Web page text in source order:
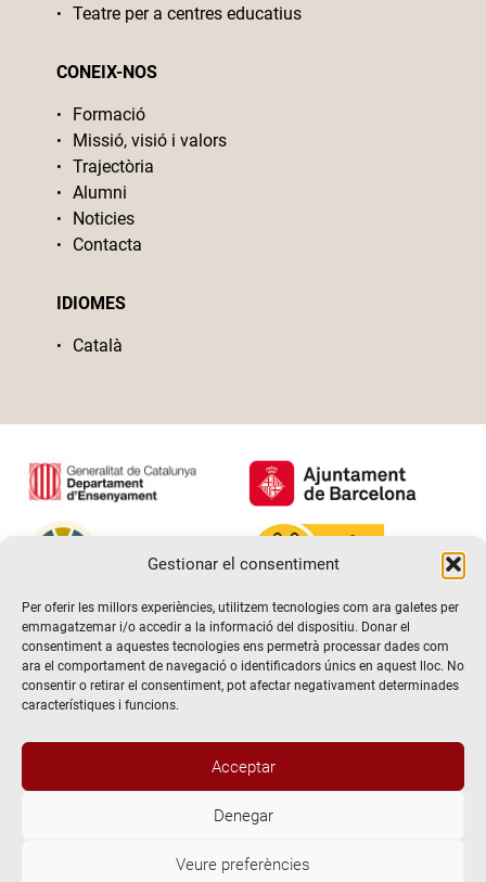
Gestionar el consentiment
Per oferir les millors experiències, utilitzem tecnologies com ara galetes per
emmagatzemar i/o accedir a la informació del dispositiu. Donar el
consentiment a aquestes tecnologies ens permetrà processar dades com
ara el comportament de navegació o identificadors únics en aquest lloc. No
consentir o retirar el consentiment, pot afectar negativament determinades
característiques i funcions.
Acceptar
Denegar
Veure preferències
Teatre per a centres educatius
CONEIX-NOS
Formació
Missió, visió i valors
Trajectòria
Alumni
Noticies
Contacta
IDIOMES
Català
@2026 Escola de teatre El Timbal. Tots els drets reservats
Avís Legal